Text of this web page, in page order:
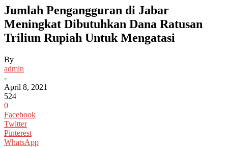
Jumlah Pengangguran di Jabar
Meningkat Dibutuhkan Dana Ratusan
Triliun Rupiah Untuk Mengatasi
By
admin
-
April 8, 2021
524
0
Facebook
Twitter
Pinterest
WhatsApp